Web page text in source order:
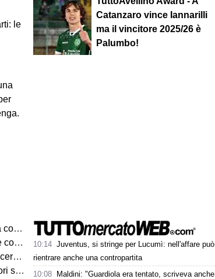
le
Catanzaro vince Iannarilli
ma il vincitore 2025/26 è
Palumbo!
10:14 Juventus, si stringe per Lucumì: nell'affare può
rientrare anche una contropartita
10:08
Maldini: "Guardiola era tentato, scriveva anche